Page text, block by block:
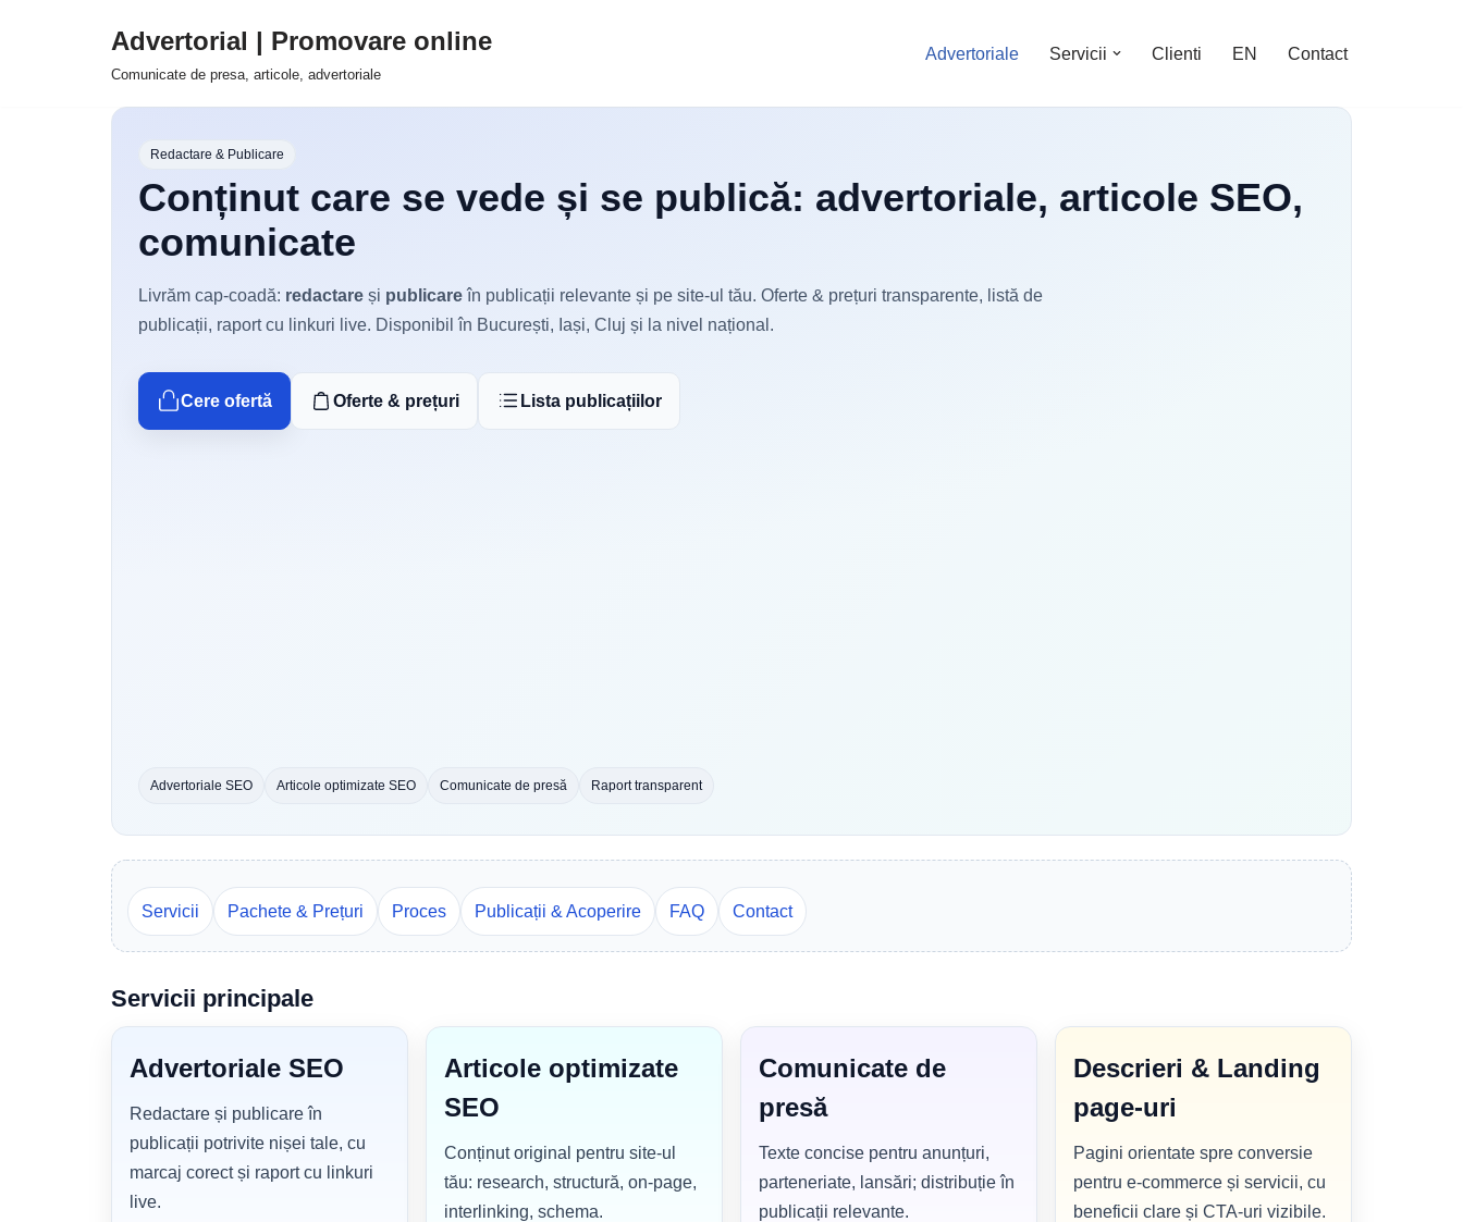
Advertorial | Promovare online
Comunicate de presa, articole, advertoriale
Advertoriale Servicii Clienti EN Contact
Redactare & Publicare
Conținut care se vede și se publică: advertoriale, articole SEO,
comunicate
Livrăm cap-coadă: redactare și publicareîn publicații relevante și pe site-ul tău. Oferte & prețuri transparente, listă de
publicații, raport cu linkuri live. Disponibil în București, Iași, Cluj și la nivel național.
Cere ofertă Oferte & prețuri Lista publicațiilor
Advertoriale SEO Articole optimizate SEO Comunicate de presă Raport transparent
Servicii Pachete & Prețuri Proces Publicații & Acoperire FAQ Contact
Servicii principale
Advertoriale SEO
Redactare și publicare în
publicații potrivite nișei tale, cu
marcaj corect și raport cu linkuri
live.
Articole optimizate
SEO
Conținut original pentru site-ul
tău: research, structură, on-page,
interlinking, schema.
Comunicate de
presă
Texte concise pentru anunțuri,
parteneriate, lansări; distribuție în
publicații relevante.
Descrieri & Landing
page-uri
Pagini orientate spre conversie
pentru e-commerce și servicii, cu
beneficii clare și CTA-uri vizibile.